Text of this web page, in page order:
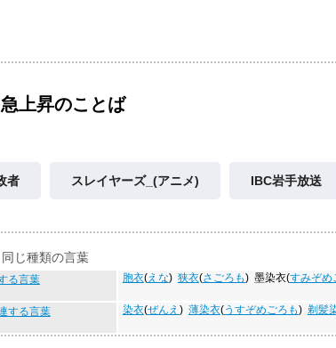
急上昇のことば
者 スレイヤーズ_(アニメ) IBC岩手放送
じ種類の言葉
る言葉 胞衣(えな) 狭衣(さごろも)墨染衣(すみぞめ
する言葉
染衣(ぜんえ ) 薄染衣(うすぞめごろも) 剃髪